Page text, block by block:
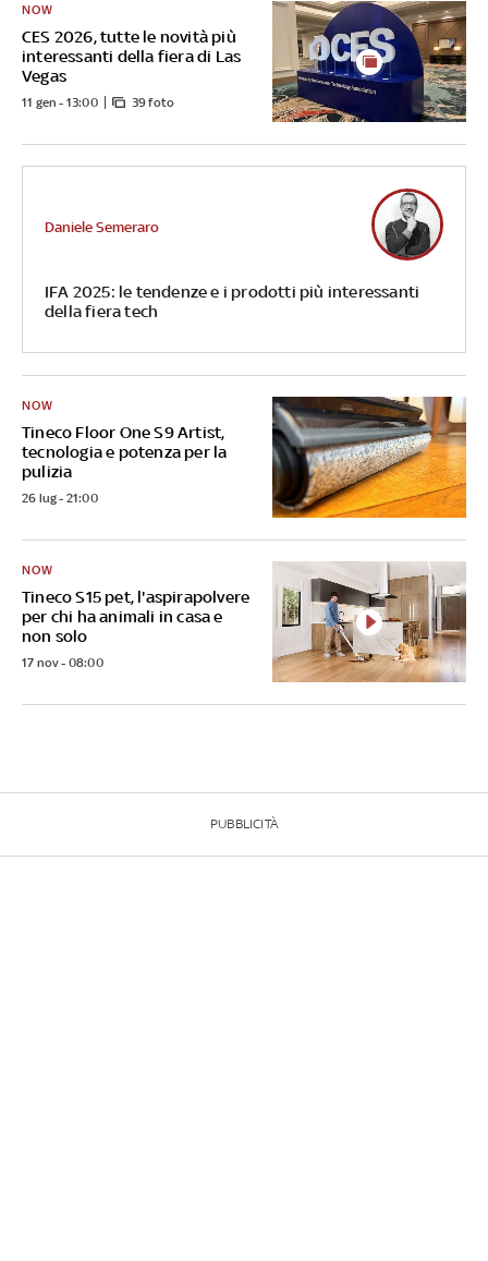
CES 2026, tutte le novità più
interessanti della fiera di Las
Vegas
NOW
11 gen - 13:00 39 foto
IFA 2025: le tendenze e i prodotti più interessanti
della fiera tech
Daniele Semeraro
Tineco Floor One S9 Artist,
tecnologia e potenza per la
pulizia
NOW
26 lug - 21:00
Tineco S15 pet, l'aspirapolvere
per chi ha animali in casa e
non solo
NOW
17 nov - 08:00
PUBBLICITÀ